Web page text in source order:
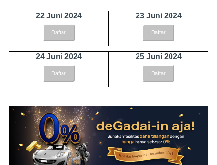
22 Juni 2024
Daftar
23 Juni 2024
Daftar
24 Juni 2024
Daftar
25 Juni 2024
Daftar